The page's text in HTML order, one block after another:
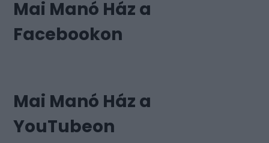
Mai Manó Ház a
Facebookon
Mai Manó Ház a
YouTubeon